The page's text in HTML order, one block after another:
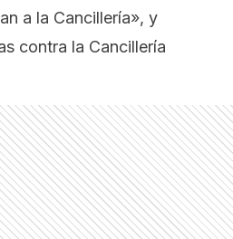
a la Cancillería», y
contra la Cancillería